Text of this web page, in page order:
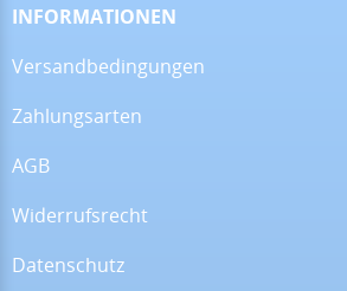
16.07.26
INFORMATIONEN
Versandbedingungen
Zahlungsarten
AGB
Widerrufsrecht
Datenschutz